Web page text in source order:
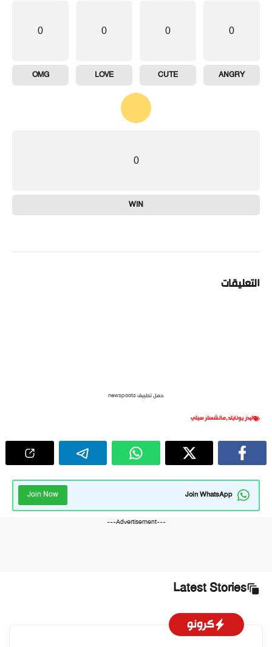
0
ANGRY
0
CUTE
0
LOVE
0
OMG
0
WIN
التعليقات
حمل تطبيق newspoots
ليدز يونايتد,مانشستر سيتي
Join WhatsApp
Join Now
---Advertisement---
Latest Stories
كرونو